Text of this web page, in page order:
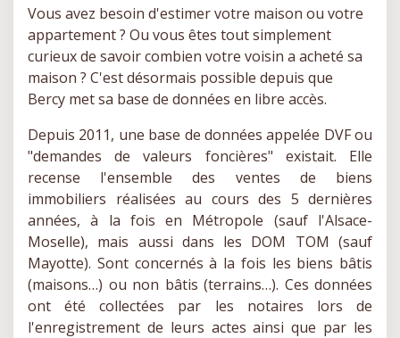
Vous avez besoin d'estimer votre maison ou votre
appartement ? Ou vous êtes tout simplement
curieux de savoir combien votre voisin a acheté sa
maison ? C'est désormais possible depuis que
Bercy met sa base de données en libre accès.
Depuis 2011, une base de données appelée DVF ou
"demandes de valeurs foncières" existait. Elle
recense l'ensemble des ventes de biens
immobiliers réalisées au cours des 5 dernières
années, à la fois en Métropole (sauf l'Alsace-
Moselle), mais aussi dans les DOM TOM (sauf
Mayotte). Sont concernés à la fois les biens bâtis
(maisons…) ou non bâtis (terrains…). Ces données
ont été collectées par les notaires lors de
l'enregistrement de leurs actes ainsi que par les